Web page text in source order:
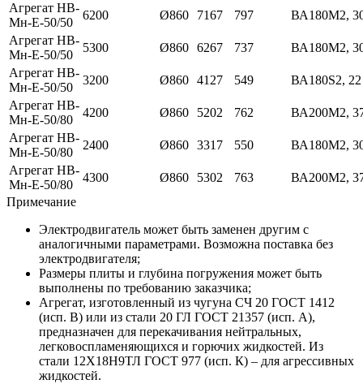
Агрегат НВ-
Мн-Е-50/50
6200 Ø860 7167 797
ВА180М2,
Агрегат НВ-
Мн-Е-50/50
5300 Ø860 6267 737
ВА180М2,
Агрегат НВ-
Мн-Е-50/50
3200 Ø860 4127 549
ВА180S2,
Агрегат НВ-
Мн-Е-50/80
4200 Ø860 5202 762
ВА200М2,
Агрегат НВ-
Мн-Е-50/80
2400 Ø860 3317 550
ВА180М2,
Агрегат НВ-
Мн-Е-50/80
4300 Ø860 5302 763
ВА200М2,
Примечание
Электродвигатель может быть заменен другим с
аналогичными параметрами. Возможна поставка без
электродвигателя;
Размеры плиты и глубина погружения может быть
выполнены по требованию заказчика;
Aгрегат, изготовленный из чугуна СЧ 20 ГОСТ 1412
(исп. В) или из стали 20 ГЛ ГОСТ 21357 (исп. А),
предназначен для перекачивания нейтральных,
легковоспламеняющихся и горючих жидкостей. Из
стали 12Х18Н9ТЛ ГОСТ 977 (исп. К) – для агрессивных
жидкостей.